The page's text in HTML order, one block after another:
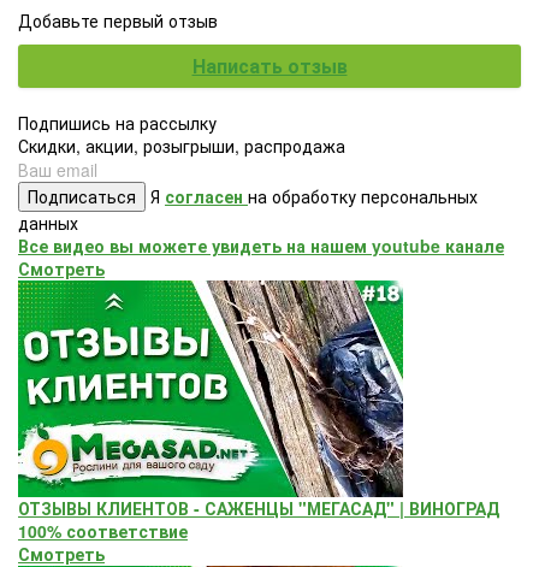
Добавьте первый отзыв
Написать отзыв
Подпишись на рассылку
Скидки, акции, розыгрыши, распродажа
Подписаться Я согласен на обработку персональных
данных
Все видео вы можете увидеть на нашем youtube канале
Смотреть
ОТЗЫВЫ КЛИЕНТОВ - САЖЕНЦЫ "МЕГАСАД" | ВИНОГРАД
100% соответствие
Смотреть